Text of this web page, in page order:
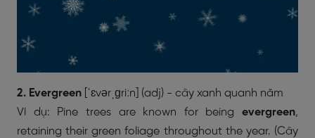
2. Evergreen [ˈɛvərˌɡriːn] (adj) - cây xanh quanh năm
Ví dụ: Pine trees are known for being evergreen,
retaining their green foliage throughout the year. (Cây